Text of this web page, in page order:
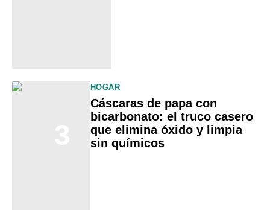
HOGAR
Cáscaras de papa con
bicarbonato: el truco casero
que elimina óxido y limpia
sin químicos